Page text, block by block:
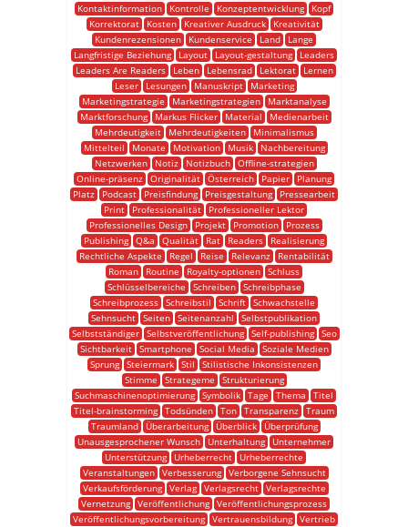
Kontaktinformation
Kontrolle Konzeptentwicklung
Kopf
Korrektorat
Kosten Kreativer Ausdruck
Kreativität
Kundenrezensionen
Kundenservice Land
Lange
Langfristige Beziehung
Layout Layout-gestaltung
Leaders
Leaders Are Readers
Leben Lebensrad Lektorat
Lernen
Leser
Lesungen Manuskript
Marketing
Marketingstrategie
Marketingstrategien
Marktanalyse
Marktforschung
Markus Flicker Material
Medienarbeit
Mehrdeutigkeit
Mehrdeutigkeiten
Minimalismus
Mittelteil
Monate Motivation Musik
Nachbereitung
Netzwerken
Notiz Notizbuch
Offline-strategien
Online-präsenz Originalität Österreich Papier
Planung
Platz
Podcast Preisfindung Preisgestaltung
Pressearbeit
Print
Professionalität
Professioneller Lektor
Professionelles Design
Projekt Promotion
Prozess
Publishing Q&a Qualität Rat Readers
Realisierung
Rechtliche Aspekte
Regel Reise Relevanz
Rentabilität
Roman
Routine Royalty-optionen Schluss
Schlüsselbereiche
Schreiben
Schreibphase
Schreibprozess Schreibstil Schrift Schwachstelle
Sehnsucht Seiten Seitenanzahl
Selbstpublikation
Selbstständiger
Selbstveröffentlichung Self-publishing
Seo
Sichtbarkeit
Smartphone Social Media
Soziale Medien
Sprung Steiermark Stil
Stilistische Inkonsistenzen
Stimme
Strategeme
Strukturierung
Suchmaschinenoptimierung Symbolik Tage Thema
Titel
Titel-brainstorming Todsünden Ton Transparenz Traum
Traumland
Überarbeitung Überblick
Überprüfung
Unausgesprochener Wunsch
Unterhaltung
Unternehmer
Unterstützung
Urheberrecht
Urheberrechte
Veranstaltungen
Verbesserung
Verborgene Sehnsucht
Verkaufsförderung
Verlag Verlagsrecht
Verlagsrechte
Vernetzung Veröffentlichung Veröffentlichungsprozess
Veröffentlichungsvorbereitung Vertrauensbildung Vertrieb